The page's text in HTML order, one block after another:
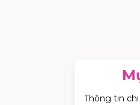
Thông tin